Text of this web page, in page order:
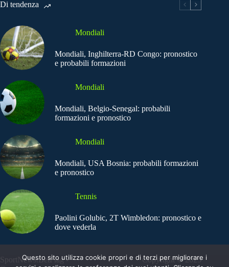
Di tendenza
Mondiali
Mondiali, Inghilterra-RD Congo: pronostico
e probabili formazioni
Mondiali
Mondiali, Belgio-Senegal: probabili
formazioni e pronostico
Mondiali
Mondiali, USA Bosnia: probabili formazioni
e pronostico
Tennis
Paolini Golubic, 2T Wimbledon: pronostico e
dove vederla
SportNews.BetFlag -
Copyright © 2025
Questo sito utilizza cookie propri e di terzi per migliorare i